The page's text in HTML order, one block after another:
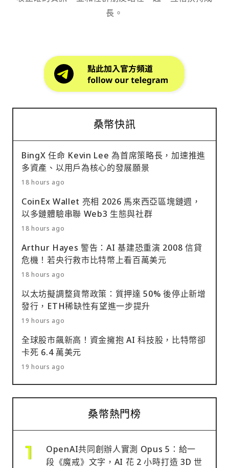
長。
桑幣快訊
BingX 任命 Kevin Lee 為首席策略長，加速推進
多資產、以用戶為核心的發展願景
18 hours ago
CoinEx Wallet 亮相 2026 馬來西亞區塊鏈週，
以多鏈體驗串聯 Web3 生態與社群
18 hours ago
Arthur Hayes 警告：AI 基建恐重演 2008 信貸
危機！若央行救市比特幣上看百萬美元
18 hours ago
以太坊擬調整貨幣政策：質押達 50% 後停止新增
發行，ETH稀缺性有望進一步提升
19 hours ago
全球股市飆新高！資金擁抱 AI 科技股，比特幣卻
卡死 6.4 萬美元
19 hours ago
桑幣熱門榜
OpenAI共同創辦人實測 Opus 5：給一
段《魔戒》文字，AI 花 2 小時打造 3D 世